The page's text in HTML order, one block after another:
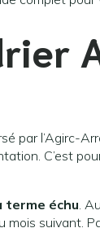
par l’Agirc-
C’est
terme échu.
suivant.